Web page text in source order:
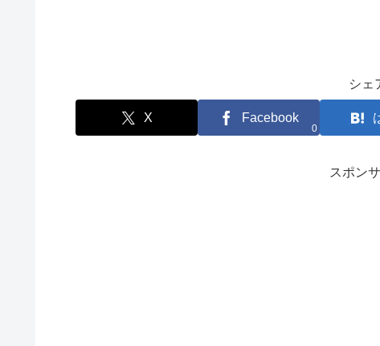
シェ
X Facebook
0
スポン